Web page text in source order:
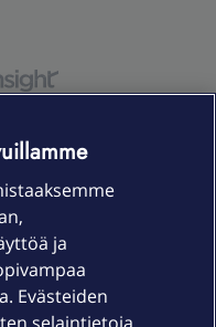
ja
Evästeiden